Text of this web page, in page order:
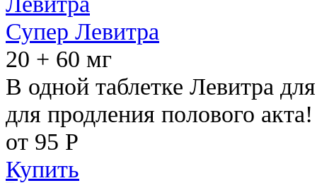
Супер Левитра
20 + 60 мг
В одной таблетке Левитра
для продления полового акта!
от 95 Р
Купить